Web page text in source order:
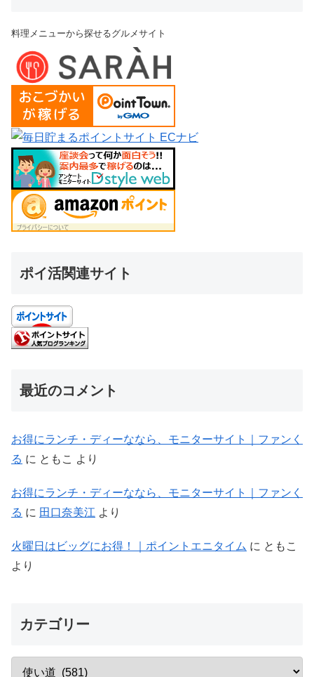
料理メニューから探せるグルメサイト
ポイ活関連サイト
最近のコメント
お得にランチ・ディーななら、モニターサイト｜ファンく
る に ともこ より
お得にランチ・ディーななら、モニターサイト｜ファンく
る に 田口奈美江 より
火曜日はビッグにお得！｜ポイントエニタイム に ともこ
より
カテゴリー